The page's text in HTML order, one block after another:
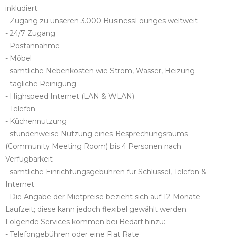
inkludiert:
- Zugang zu unseren 3.000 BusinessLounges weltweit
- 24/7 Zugang
- Postannahme
- Möbel
- sämtliche Nebenkosten wie Strom, Wasser, Heizung
- tägliche Reinigung
- Highspeed Internet (LAN & WLAN)
- Telefon
- Küchennutzung
- stundenweise Nutzung eines Besprechungsraums
(Community Meeting Room) bis 4 Personen nach
Verfügbarkeit
- sämtliche Einrichtungsgebühren für Schlüssel, Telefon &
Internet
- Die Angabe der Mietpreise bezieht sich auf 12-Monate
Laufzeit; diese kann jedoch flexibel gewählt werden.
Folgende Services kommen bei Bedarf hinzu:
- Telefongebühren oder eine Flat Rate